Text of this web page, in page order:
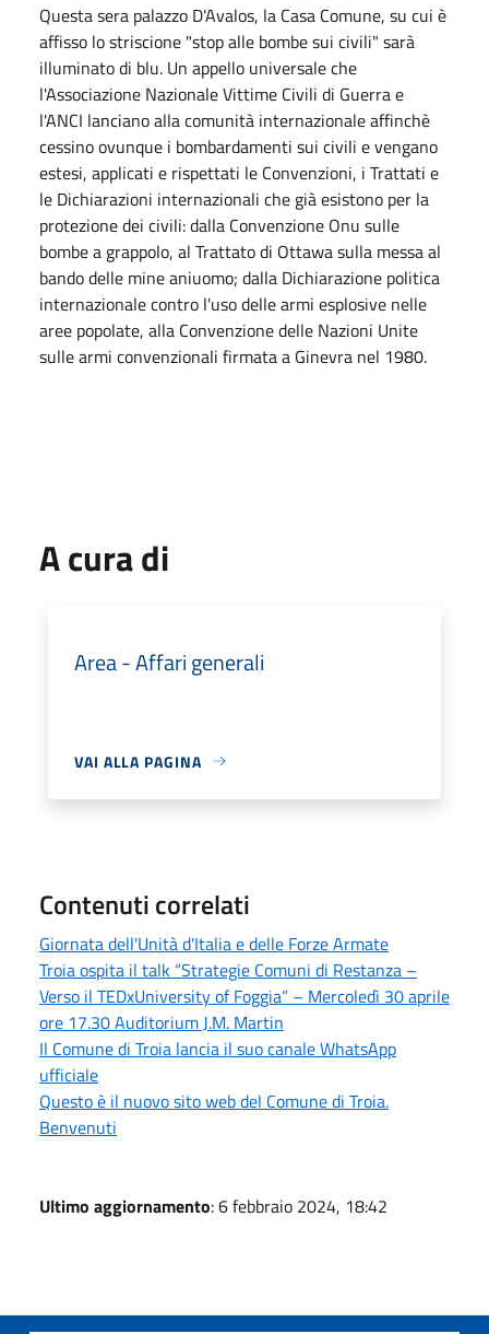
Questa sera palazzo D'Avalos, la Casa Comune, su cui è
affisso lo striscione "stop alle bombe sui civili" sarà
illuminato di blu. Un appello universale che
l'Associazione Nazionale Vittime Civili di Guerra e
l'ANCI lanciano alla comunità internazionale affinchè
cessino ovunque i bombardamenti sui civili e vengano
estesi, applicati e rispettati le Convenzioni, i Trattati e
le Dichiarazioni internazionali che già esistono per la
protezione dei civili: dalla Convenzione Onu sulle
bombe a grappolo, al Trattato di Ottawa sulla messa al
bando delle mine aniuomo; dalla Dichiarazione politica
internazionale contro l'uso delle armi esplosive nelle
aree popolate, alla Convenzione delle Nazioni Unite
sulle armi convenzionali firmata a Ginevra nel 1980.
A cura di
Area - Affari generali
VAI ALLA PAGINA
Contenuti correlati
Giornata dell'Unità d'Italia e delle Forze Armate
Troia ospita il talk “Strategie Comuni di Restanza –
Verso il TEDxUniversity of Foggia” – Mercoledì 30 aprile
ore 17.30 Auditorium J.M. Martin
Il Comune di Troia lancia il suo canale WhatsApp
ufficiale
Questo è il nuovo sito web del Comune di Troia.
Benvenuti
Ultimo aggiornamento: 6 febbraio 2024, 18:42